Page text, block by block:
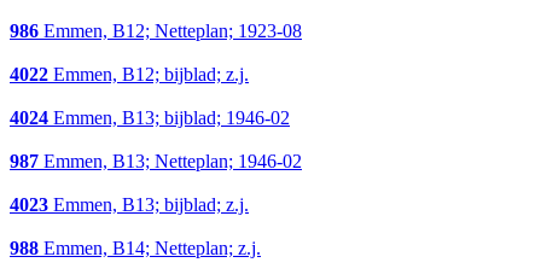
986 Emmen, B12; Netteplan; 1923-08
4022 Emmen, B12; bijblad; z.j.
4024 Emmen, B13; bijblad; 1946-02
987 Emmen, B13; Netteplan; 1946-02
4023 Emmen, B13; bijblad; z.j.
988 Emmen, B14; Netteplan; z.j.